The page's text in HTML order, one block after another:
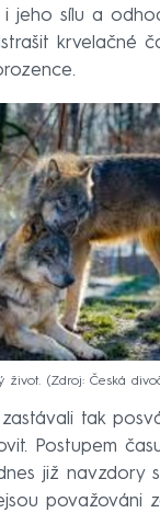
i jeho sílu a
krvelačné
život. Zdroj: Česká
tak
Postupem
již navzdory
považováni